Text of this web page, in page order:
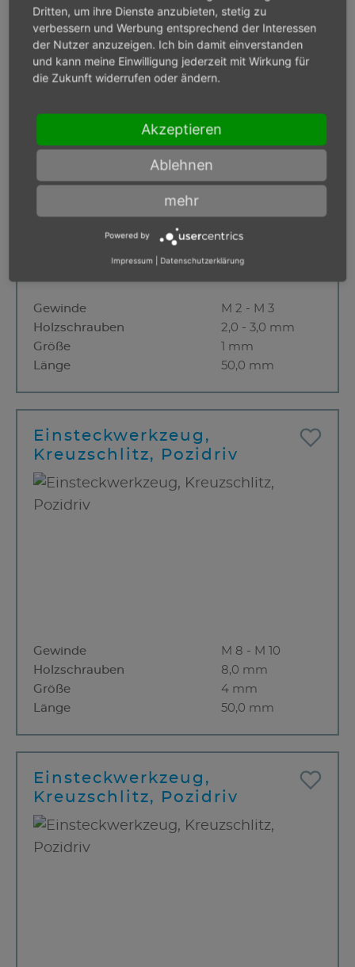
Länge
50,0 mm
Kein Bestand
Kreuzschlitz, Pozidriv
Gewinde
M 2 - M 3
Holzschrauben
2,0 - 3,0 mm
Größe
1 mm
Länge
50,0 mm
Einsteckwerkzeug,
Kreuzschlitz, Pozidriv
Gewinde
M 8 - M 10
Holzschrauben
8,0 mm
Größe
4 mm
Länge
50,0 mm
Einsteckwerkzeug,
Kreuzschlitz, Pozidriv
Dritten, um ihre Dienste anzubieten, stetig zu
verbessern und Werbung entsprechend der Interessen
der Nutzer anzuzeigen. Ich bin damit einverstanden
und kann meine Einwilligung jederzeit mit Wirkung für
die Zukunft widerrufen oder ändern.
Akzeptieren
Ablehnen
mehr
Powered by
Impressum Datenschutzerklärung